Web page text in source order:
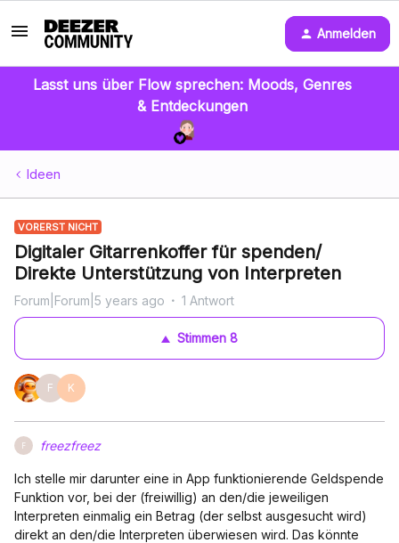
Anmelden
Lasst uns über Flow sprechen: Moods, Genres
& Entdeckungen
Ideen
VORERST NICHT
Digitaler Gitarrenkoffer für spenden/
Direkte Unterstützung von Interpreten
Forum|Forum|5 years ago 1 Antwort
Stimmen 8
F K
F freezfreez
Ich stelle mir darunter eine in App funktionierende Geldspende
Funktion vor, bei der (freiwillig) an den/die jeweiligen
Interpreten einmalig ein Betrag (der selbst ausgesucht wird)
direkt an den/die Interpreten überwiesen wird. Das könnte